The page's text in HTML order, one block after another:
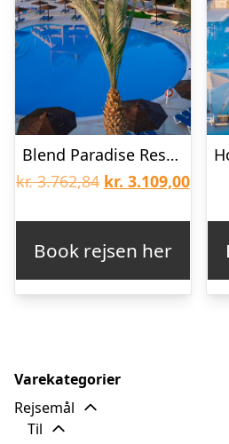
Blend Paradise Resort
kr.3.762,84 Den
var:
kr. 3.762,84.
kr. 3.109,00Den
kr.
Book rejsen her
Varekategorier
Rejsemål
Til